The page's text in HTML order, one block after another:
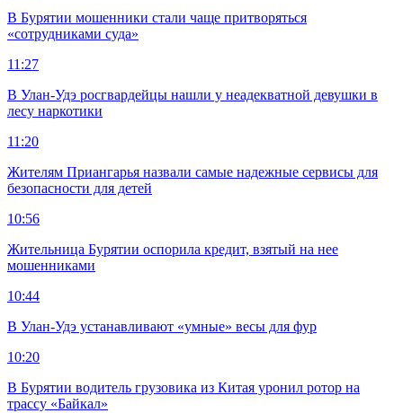
В Бурятии мошенники стали чаще притворяться
«сотрудниками суда»
11:27
В Улан-Удэ росгвардейцы нашли у неадекватной девушки в
лесу наркотики
11:20
Жителям Приангарья назвали самые надежные сервисы для
безопасности для детей
10:56
Жительница Бурятии оспорила кредит, взятый на нее
мошенниками
10:44
В Улан-Удэ устанавливают «умные» весы для фур
10:20
В Бурятии водитель грузовика из Китая уронил ротор на
трассу «Байкал»